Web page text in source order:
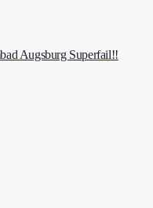
Augsburg Superfail!!